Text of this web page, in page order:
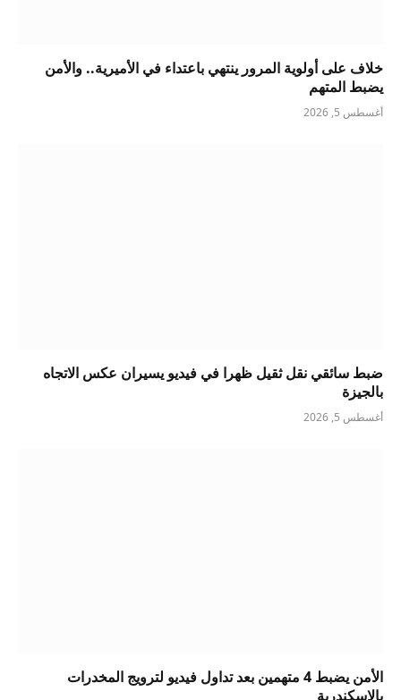
خلاف على أولوية المرور ينتهي باعتداء في الأميرية.. والأمن
يضبط المتهم
أغسطس 5, 2026
ضبط سائقي نقل ثقيل ظهرا في فيديو يسيران عكس الاتجاه
بالجيزة
أغسطس 5, 2026
الأمن يضبط 4 متهمين بعد تداول فيديو لترويج المخدرات
بالإسكندرية